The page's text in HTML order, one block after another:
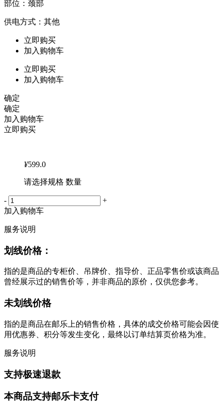
部位：颈部
供电方式：其他
立即购买
加入购物车
立即购买
加入购物车
确定
确定
加入购物车
立即购买
¥599.0
请选择规格 数量
-
+
加入购物车
服务说明
划线价格：
指的是商品的专柜价、吊牌价、指导价、正品零售价或该商品
曾经展示过的销售价等，并非商品的原价，仅供您参考。
未划线价格
指的是商品在邮乐上的销售价格，具体的成交价格可能会因使
用优惠券、积分等发生变化，最终以订单结算页价格为准。
服务说明
支持极速退款
本商品支持邮乐卡支付